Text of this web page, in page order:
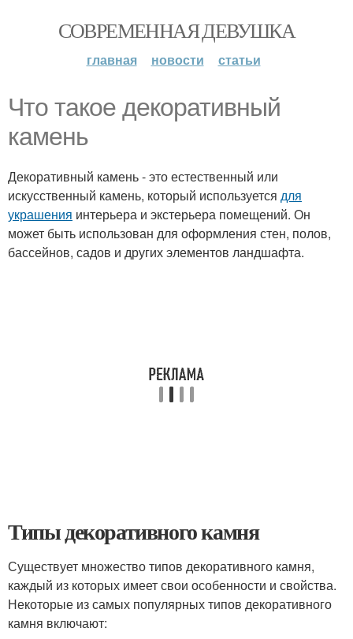
СОВРЕМЕННАЯ ДЕВУШКА
главная новости статьи
Что такое декоративный
камень
Декоративный камень - это естественный или
искусственный камень, который используется для
украшения интерьера и экстерьера помещений. Он
может быть использован для оформления стен, полов,
бассейнов, садов и других элементов ландшафта.
Типы декоративного камня
Существует множество типов декоративного камня,
каждый из которых имеет свои особенности и свойства.
Некоторые из самых популярных типов декоративного
камня включают: